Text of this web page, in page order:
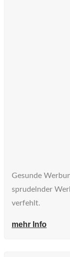
Gesunde
sprudelnder
verfehlt.
mehr Info